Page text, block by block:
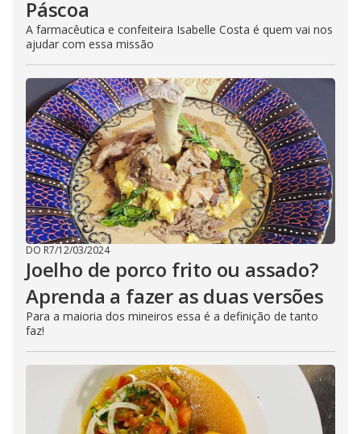
Páscoa
A farmacêutica e confeiteira Isabelle Costa é quem vai nos
ajudar com essa missão
DO R7/12/03/2024
Joelho de porco frito ou assado?
Aprenda a fazer as duas versões
Para a maioria dos mineiros essa é a definição de tanto
faz!